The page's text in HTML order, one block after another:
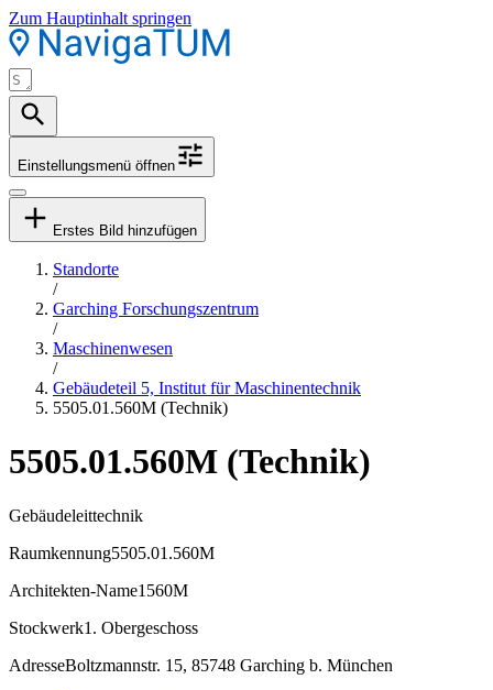
Zum Hauptinhalt springen
Einstellungsmenü öffnen
Erstes Bild hinzufügen
Standorte
/
Garching Forschungszentrum
/
Maschinenwesen
/
Gebäudeteil 5, Institut für Maschinentechnik
5505.01.560M (Technik)
5505.01.560M (Technik)
Gebäudeleittechnik
Raumkennung5505.01.560M
Architekten-Name1560M
Stockwerk1. Obergeschoss
AdresseBoltzmannstr. 15, 85748 Garching b. München